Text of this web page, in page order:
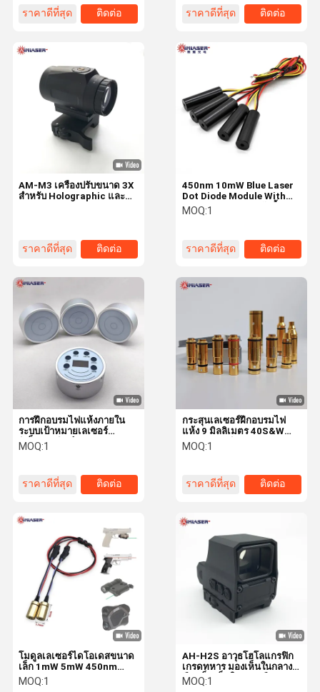
เกี่ยวกับเรา
การควบคุม
คุณภาพ
ติดต่อเรา กรณี
ราคาดีที่สุด ติดต่อ
ราคาดีที่สุด ติดต่อ
450nm 10mW Blue Laser
Dot Diode Module With
TTL Modulation ตัวชี้
เลเซอร์ที่กําหนดเอง
MOQ:1
ราคาดีที่สุด ติดต่อ
AM-M3 เครื่องปรับขนาด 3X
สําหรับ Holographic และ
ราคาดีที่สุด ติดต่อ
กระสุนเลเซอร์ฝึกอบรมไฟ
แห้ง 9 มิลลิเมตร 40S&W
45ACP 38 พิเศษ 380ACP
223
MOQ:1
ราคาดีที่สุด ติดต่อ
การฝึกอบรมไฟแห้งภายใน
ระบบเป้าหมายเลเซอร์
อิเล็กทรอนิกส์และระบบ
ควบคุมไร้สาย
MOQ:1
ราคาดีที่สุด ติดต่อ
AH-H2S อาวุธโฮโลแกรฟิก
เกรดทหาร มองเห็นในกลาง
คืน เห็นเห็นในกลางคืน
รองรับ 1200G กันกระแทก
MOQ:1
โมดูลเลเซอร์ไดโอเดสขนาด
เล็ก 1mW 5mW 450nm
520nm 650nm 780nm
850nm สี IR สีน้ําเงิน เขียว
MOQ:1